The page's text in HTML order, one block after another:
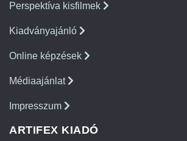
Perspektíva kisfilmek
Kiadványajánló
Online képzések
Médiaajánlat
Impresszum
ARTIFEX KIADÓ